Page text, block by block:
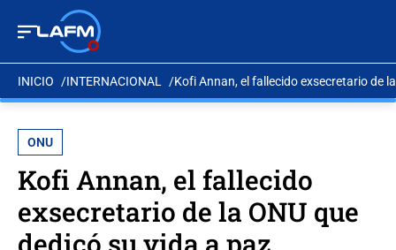
INICIO INTERNACIONAL Kofi Annan, el fallecido exsecretario de
ONU
Kofi Annan, el fallecido
exsecretario de la ONU que